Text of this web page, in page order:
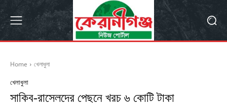
Home খেলাধুলা
খেলাধুলা
সাকিব-রাসেলদের পেছনে খরচ ৬ কোটি টাকা